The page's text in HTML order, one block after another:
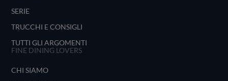
SERIE
TRUCCHI E CONSIGLI
TUTTI GLI ARGOMENTI
FINE DINING LOVERS
CHI SIAMO